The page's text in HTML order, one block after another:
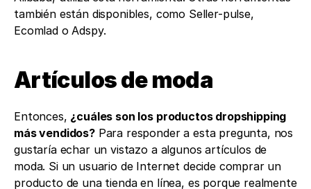
también están disponibles, como Seller-pulse,
Ecomlad o Adspy.
Artículos de moda
Entonces, ¿cuáles son los productos dropshipping
más vendidos? Para responder a esta pregunta, nos
gustaría echar un vistazo a algunos artículos de
moda. Si un usuario de Internet decide comprar un
producto de una tienda en línea, es porque realmente